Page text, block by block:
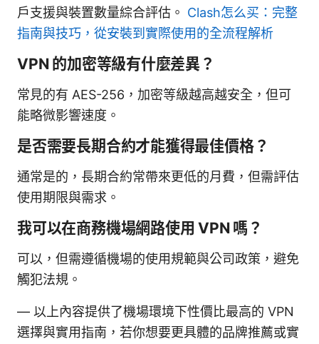
戶支援與裝置數量綜合評估。 Clash怎么买：完整
指南與技巧，從安裝到實際使用的全流程解析
VPN 的加密等級有什麼差異？
常見的有 AES-256，加密等級越高越安全，但可
能略微影響速度。
是否需要長期合約才能獲得最佳價格？
通常是的，長期合約常帶來更低的月費，但需評估
使用期限與需求。
我可以在商務機場網路使用 VPN 嗎？
可以，但需遵循機場的使用規範與公司政策，避免
觸犯法規。
— 以上內容提供了機場環境下性價比最高的 VPN
選擇與實用指南，若你想要更具體的品牌推薦或實